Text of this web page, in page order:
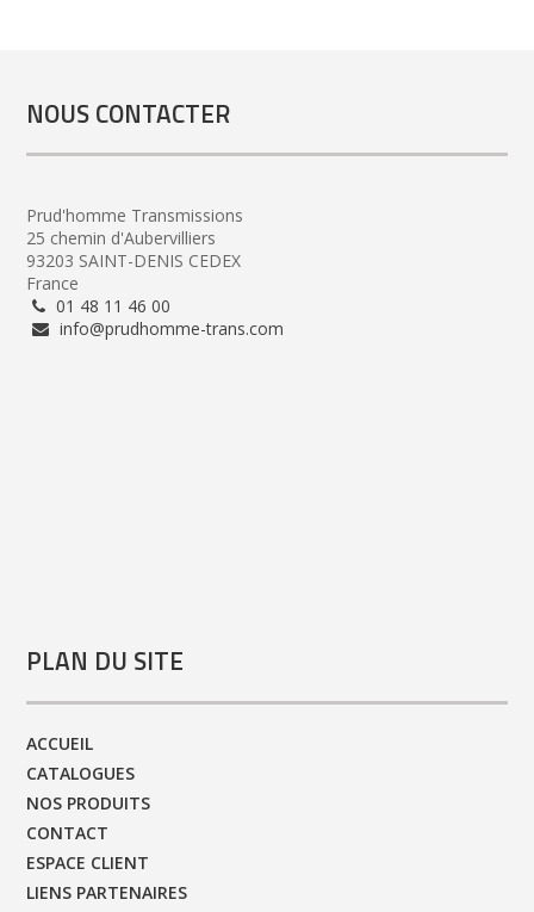
NOUS CONTACTER
Prud'homme Transmissions
25 chemin d'Aubervilliers
93203 SAINT-DENIS CEDEX
France
01 48 11 46 00
info@prudhomme-trans.com
PLAN DU SITE
ACCUEIL
CATALOGUES
NOS PRODUITS
CONTACT
ESPACE CLIENT
LIENS PARTENAIRES